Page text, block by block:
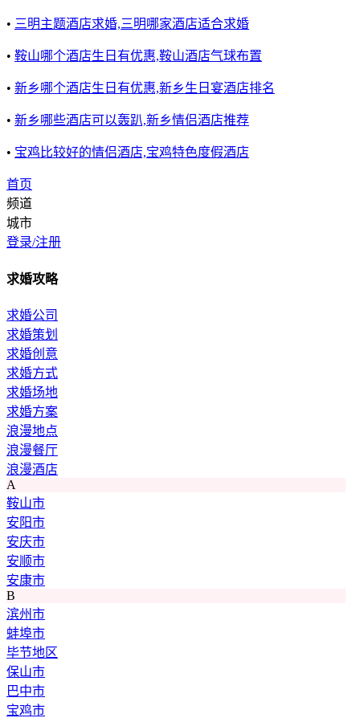
• 三明主题酒店求婚,三明哪家酒店适合求婚
• 鞍山哪个酒店生日有优惠,鞍山酒店气球布置
• 新乡哪个酒店生日有优惠,新乡生日宴酒店排名
• 新乡哪些酒店可以轰趴,新乡情侣酒店推荐
• 宝鸡比较好的情侣酒店,宝鸡特色度假酒店
首页
频道
城市
登录/注册
求婚攻略
求婚公司
求婚策划
求婚创意
求婚方式
求婚场地
求婚方案
浪漫地点
浪漫餐厅
浪漫酒店
A
鞍山市
安阳市
安庆市
安顺市
安康市
B
滨州市
蚌埠市
毕节地区
保山市
巴中市
宝鸡市